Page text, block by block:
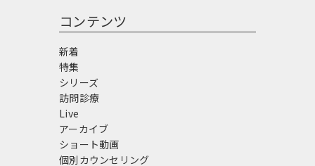
コンテンツ
新着
特集
シリーズ
訪問診療
Live
アーカイブ
ショート動画
個別カウンセリング